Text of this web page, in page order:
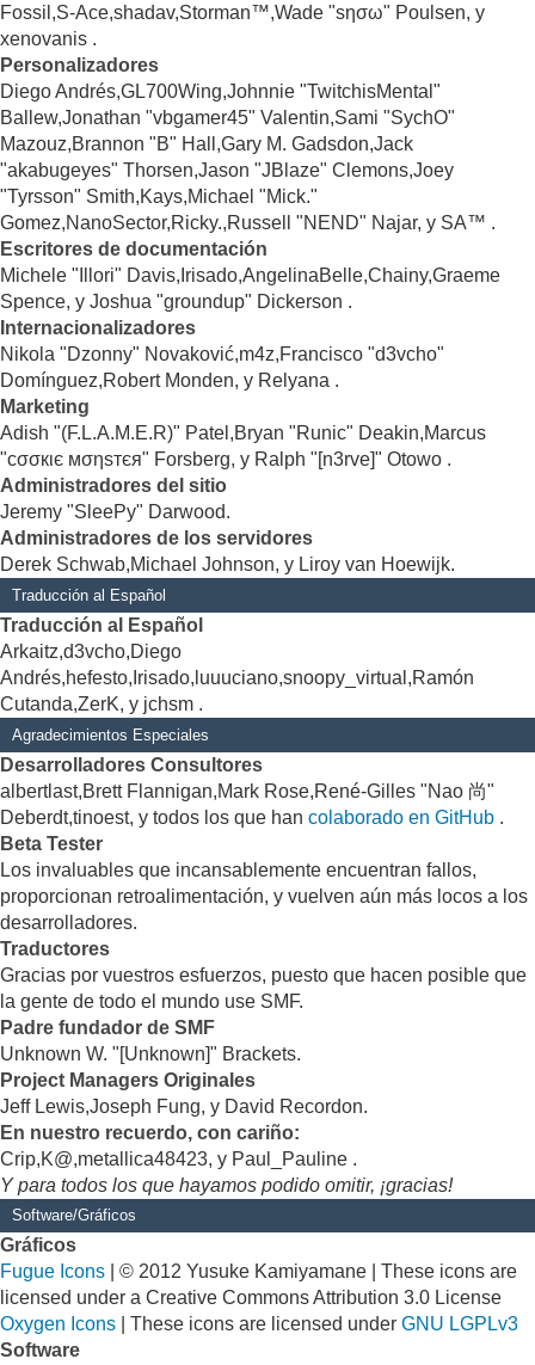
Fossil,S-Ace,shadav,Storman™,Wade "sησω" Poulsen, y
xenovanis .
Personalizadores
Diego Andrés,GL700Wing,Johnnie "TwitchisMental"
Ballew,Jonathan "vbgamer45" Valentin,Sami "SychO"
Mazouz,Brannon "B" Hall,Gary M. Gadsdon,Jack
"akabugeyes" Thorsen,Jason "JBlaze" Clemons,Joey
"Tyrsson" Smith,Kays,Michael "Mick."
Gomez,NanoSector,Ricky.,Russell "NEND" Najar, y SA™ .
Escritores de documentación
Michele "Illori" Davis,Irisado,AngelinaBelle,Chainy,Graeme
Spence, y Joshua "groundup" Dickerson .
Internacionalizadores
Nikola "Dzonny" Novaković,m4z,Francisco "d3vcho"
Domínguez,Robert Monden, y Relyana .
Marketing
Adish "(F.L.A.M.E.R)" Patel,Bryan "Runic" Deakin,Marcus
"cσσкιє мσηѕтєя" Forsberg, y Ralph "[n3rve]" Otowo .
Administradores del sitio
Jeremy "SleePy" Darwood.
Administradores de los servidores
Derek Schwab,Michael Johnson, y Liroy van Hoewijk.
Traducción al Español
Traducción al Español
Arkaitz,d3vcho,Diego
Andrés,hefesto,Irisado,luuuciano,snoopy_virtual,Ramón
Cutanda,ZerK, y jchsm .
Agradecimientos Especiales
Desarrolladores Consultores
albertlast,Brett Flannigan,Mark Rose,René-Gilles "Nao 尚"
Deberdt,tinoest, y todos los que han colaborado en GitHub .
Beta Tester
Los invaluables que incansablemente encuentran fallos,
proporcionan retroalimentación, y vuelven aún más locos a los
desarrolladores.
Traductores
Gracias por vuestros esfuerzos, puesto que hacen posible que
la gente de todo el mundo use SMF.
Padre fundador de SMF
Unknown W. "[Unknown]" Brackets.
Project Managers Originales
Jeff Lewis,Joseph Fung, y David Recordon.
En nuestro recuerdo, con cariño:
Crip,K@,metallica48423, y Paul_Pauline .
Y para todos los que hayamos podido omitir, ¡gracias!
Software/Gráficos
Gráficos
Fugue Icons | © 2012 Yusuke Kamiyamane | These icons are
licensed under a Creative Commons Attribution 3.0 License
Oxygen Icons | These icons are licensed under GNU LGPLv3
Software